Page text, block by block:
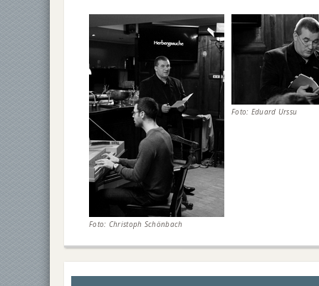
Foto: Christoph Schönbach
Foto: Eduard Urssu